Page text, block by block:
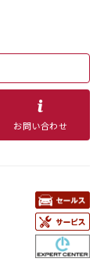
お問い合わせ